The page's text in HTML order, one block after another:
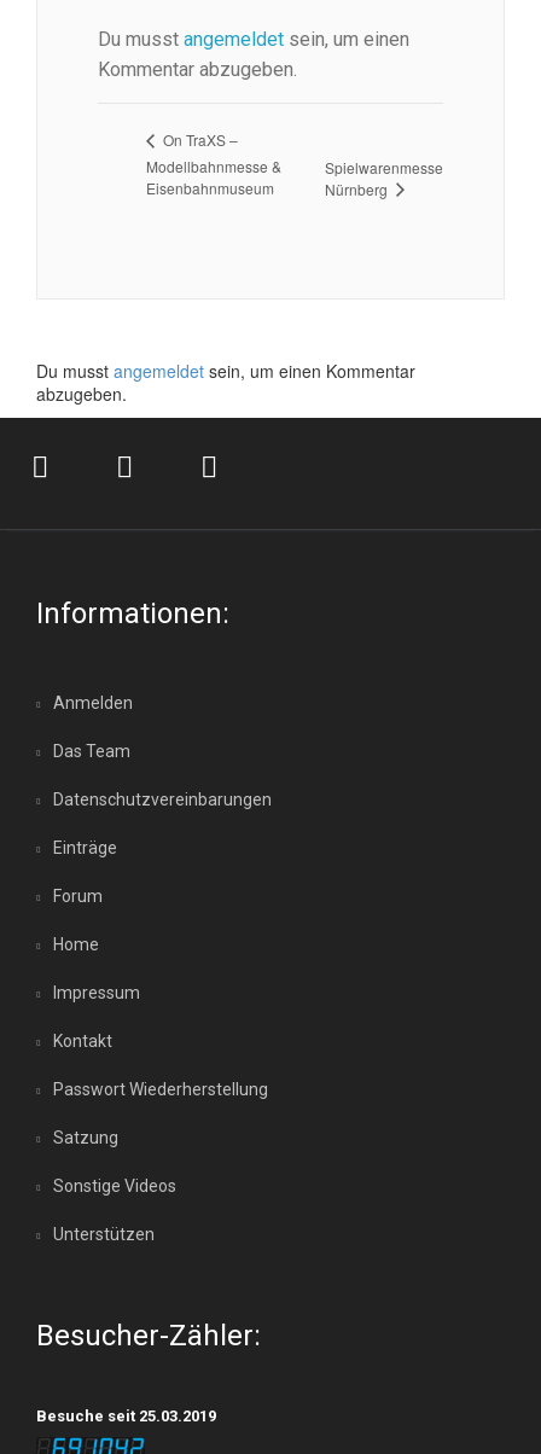
Du musst angemeldet sein, um einen
Kommentar abzugeben.
On TraXS –
Modellbahnmesse &
Eisenbahnmuseum
Spielwarenmesse
Nürnberg
Du musst angemeldet sein, um einen Kommentar
abzugeben.
Informationen:
Anmelden
Das Team
Datenschutzvereinbarungen
Einträge
Forum
Home
Impressum
Kontakt
Passwort Wiederherstellung
Satzung
Sonstige Videos
Unterstützen
Besucher-Zähler:
Besuche seit 25.03.2019